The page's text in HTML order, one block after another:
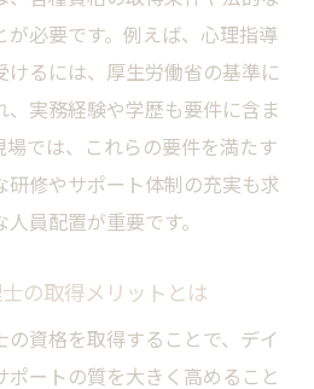
が必要です。例えば、心理指導
けるには、厚生労働省の基準に
実務経験や学歴も要件に含ま
場では、これらの要件を満たす
研修やサポート体制の充実も求
員配置が重要です。
の取得メリットとは
の資格を取得することで、デイ
ポートの質を大きく高めること